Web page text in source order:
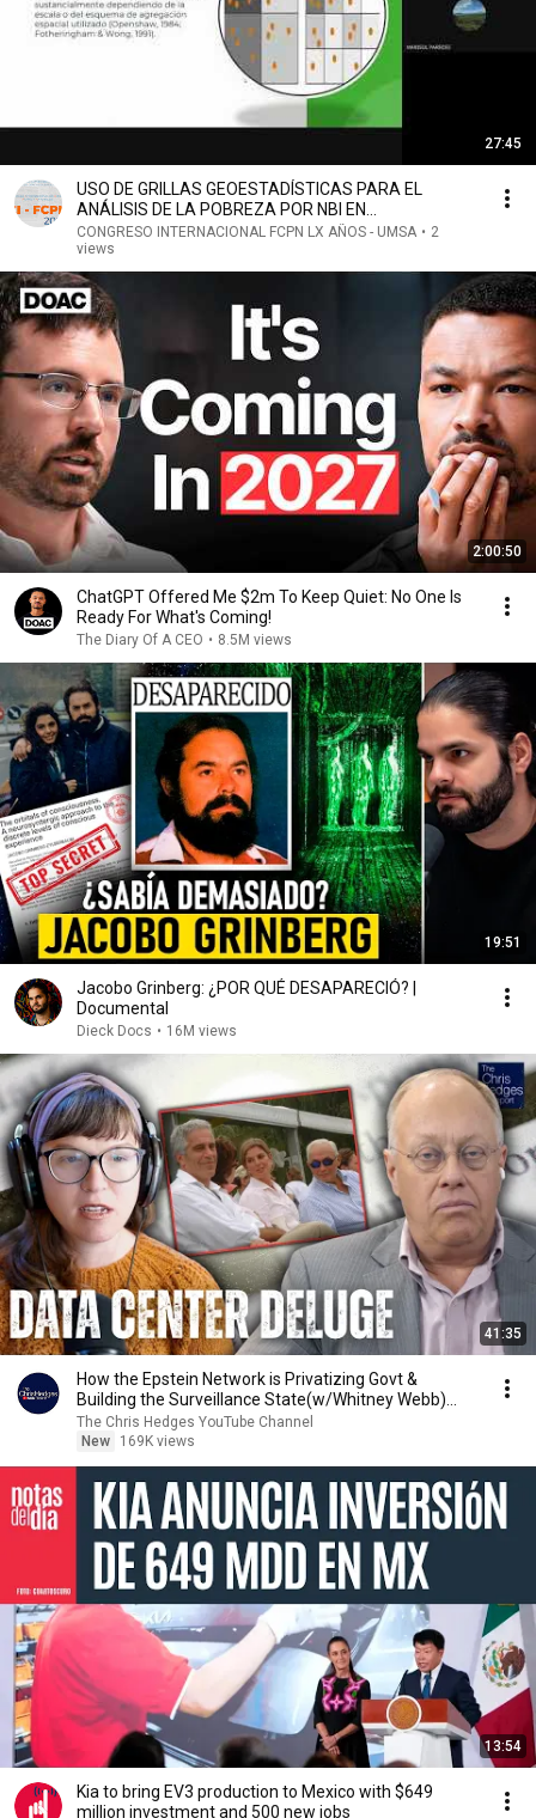
27:45
USO DE GRILLAS GEOESTADÍSTICAS PARA EL
ANÁLISIS DE LA POBREZA POR NBI EN
BOLIVIA:CENSOS DE 2012/2024
CONGRESO INTERNACIONAL FCPN LX AÑOS - UMSA • 2
views
2:00:50
ChatGPT Offered Me $2m To Keep Quiet: No One Is
Ready For What's Coming!
The Diary Of A CEO • 8.5M views
19:51
Jacobo Grinberg: ¿POR QUÉ DESAPARECIÓ? |
Documental
Dieck Docs • 16M views
41:35
How the Epstein Network is Privatizing Govt &
Building the Surveillance State(w/Whitney Webb)
|TCHR
The Chris Hedges YouTube Channel
New
169K views
13:54
Kia to bring EV3 production to Mexico with $649
million investment and 500 new jobs